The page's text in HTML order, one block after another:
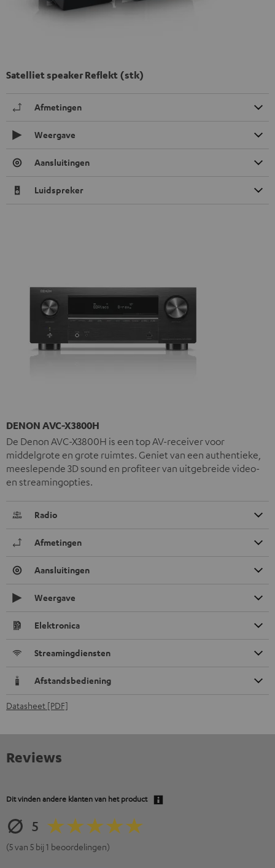
Satelliet speaker Reflekt (stk)
Afmetingen
Weergave
Aansluitingen
Luidspreker
DENON AVC-X3800H
De Denon AVC-X3800H is een top AV-receiver voor
middelgrote en grote ruimtes. Geniet van een authentieke,
meeslepende 3D sound en profiteer van uitgebreide video-
en streamingopties.
Radio
Afmetingen
Aansluitingen
Weergave
Elektronica
Streamingdiensten
Afstandsbediening
Datasheet [PDF]
Reviews
Dit vinden andere klanten van het product
5
(5 van 5 bij 1 beoordelingen)